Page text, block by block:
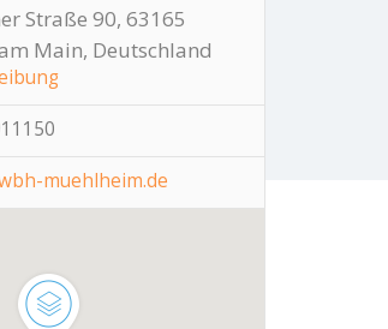
Straße 90, 63165
Main, Deutschland
muehlheim.de